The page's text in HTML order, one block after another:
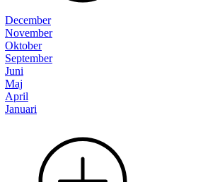
December
November
Oktober
September
Juni
Maj
April
Januari